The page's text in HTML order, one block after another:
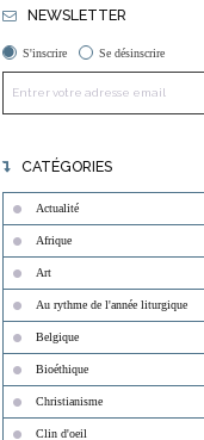
NEWSLETTER
S'inscrire Se désinscrire
CATÉGORIES
Actualité
Afrique
Art
Au rythme de l'année liturgique
Belgique
Bioéthique
Christianisme
Clin d'oeil